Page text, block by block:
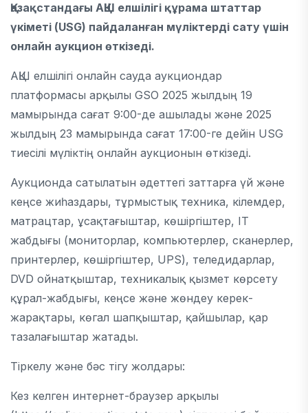
Қазақстандағы АҚШ елшілігі құрама штаттар
үкіметі (USG) пайдаланған мүліктерді сату үшін
онлайн аукцион өткізеді.
АҚШ елшілігі онлайн сауда аукциондар
платформасы арқылы GSO 2025 жылдың 19
мамырында сағат 9:00-де ашылады және 2025
жылдың 23 мамырында сағат 17:00-ге дейін USG
тиесілі мүліктің онлайн аукционын өткізеді.
Аукционда сатылатын әдеттегі заттарға үй және
кеңсе жиһаздары, тұрмыстық техника, кілемдер,
матрацтар, ұсақтағыштар, көшіргіштер, IT
жабдығы (мониторлар, компьютерлер, сканерлер,
принтерлер, көшіргіштер, UPS), теледидарлар,
DVD ойнатқыштар, техникалық қызмет көрсету
құрал-жабдығы, кеңсе және жөндеу керек-
жарақтары, көгал шапқыштар, қайшылар, қар
тазалағыштар жатады.
Тіркелу және бәс тігу жолдары:
Кез келген интернет-браузер арқылы